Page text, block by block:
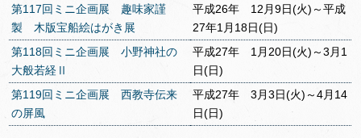
第117回ミニ企画展 趣味家謹
製 木版宝船絵はがき展
平成26年 12月9日(火)～平成
27年1月18日(日)
第118回ミニ企画展 小野神社の
大般若経Ⅱ
平成27年 1月20日(火)～3月1
日(日)
第119回ミニ企画展 西教寺伝来
の屏風
平成27年 3月3日(火)～4月14
日(日)